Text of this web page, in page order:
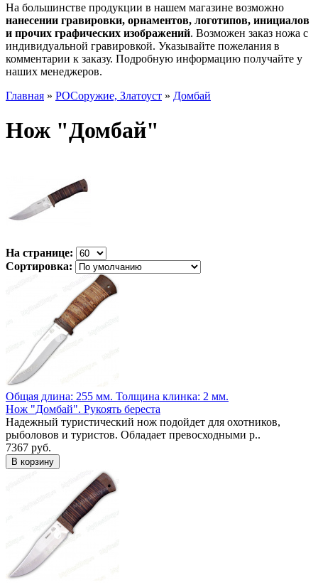
На большинстве продукции в нашем магазине возможно
нанесении гравировки, орнаментов, логотипов, инициалов
и прочих графических изображений. Возможен заказ ножа с
индивидуальной гравировкой. Указывайте пожелания в
комментарии к заказу. Подробную информацию получайте у
наших менеджеров.
Главная » РОСоружие, Златоуст » Домбай
Нож "Домбай"
На странице:
Сортировка:
Общая длина: 255 мм. Толщина клинка: 2 мм.
Нож "Домбай". Рукоять береста
Надежный туристический нож подойдет для охотников,
рыболовов и туристов. Обладает превосходными р..
7367 руб.